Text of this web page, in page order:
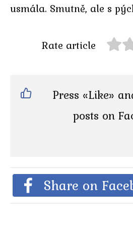
usmála. Smutně, ale s
Rate article
Press «Like»
posts on
Share on